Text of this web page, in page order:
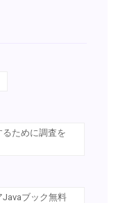
ために調査を
ブック無料